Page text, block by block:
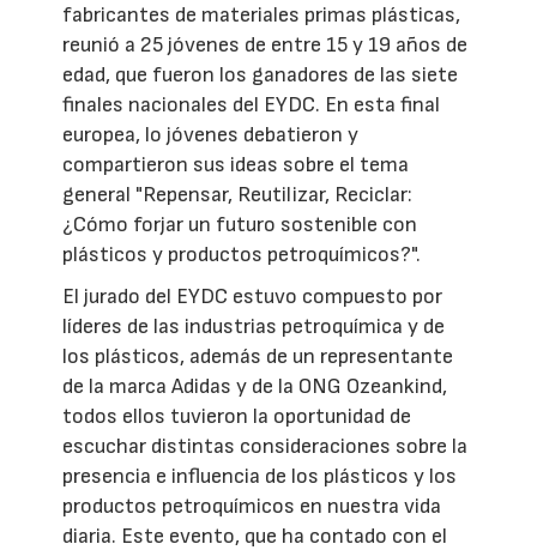
fabricantes de materiales primas plásticas,
reunió a 25 jóvenes de entre 15 y 19 años de
edad, que fueron los ganadores de las siete
finales nacionales del EYDC. En esta final
europea, lo jóvenes debatieron y
compartieron sus ideas sobre el tema
general "Repensar, Reutilizar, Reciclar:
¿Cómo forjar un futuro sostenible con
plásticos y productos petroquímicos?".
El jurado del EYDC estuvo compuesto por
líderes de las industrias petroquímica y de
los plásticos, además de un representante
de la marca Adidas y de la ONG Ozeankind,
todos ellos tuvieron la oportunidad de
escuchar distintas consideraciones sobre la
presencia e influencia de los plásticos y los
productos petroquímicos en nuestra vida
diaria. Este evento, que ha contado con el